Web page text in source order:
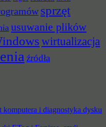
sprzęt
usuwanie plików
wirtualizacja
źródła
komputera i diagnostyka dysku